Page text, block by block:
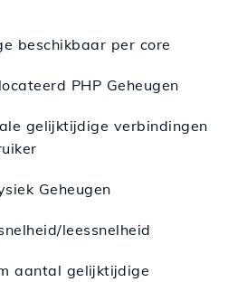
beschikbaar per core
PHP Geheugen
gelijktijdige verbindingen
Geheugen
leessnelheid
aantal gelijktijdige